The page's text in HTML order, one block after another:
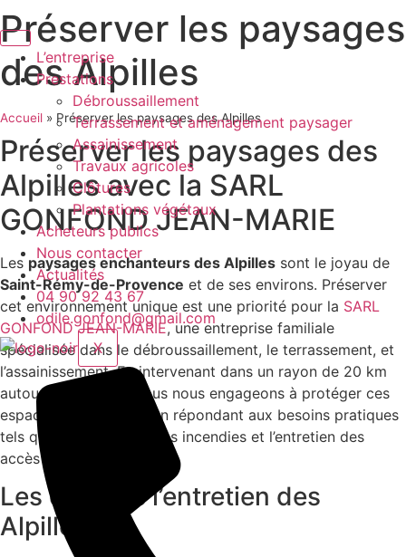
au
contenuL’entreprise
Prestations
Débroussaillement
Terrassement et aménagement paysager
Assainissement
Travaux agricoles
Clôtures
Plantations végétaux
Acheteurs publics
Nous contacter
Actualités
04 90 92 43 67
odile.gonfond@gmail.com
X
Préserver les paysages
des Alpilles
Accueil » Préserver les paysages des Alpilles
Préserver les paysages des
Alpilles avec la SARL
GONFOND JEAN-MARIE
Les paysages enchanteurs des Alpilles sont le joyau de
Saint-Rémy-de-Provence et de ses environs. Préserver
cet environnement unique est une priorité pour la SARL
GONFOND JEAN-MARIE, une entreprise familiale
spécialisée dans le débroussaillement, le terrassement, et
l’assainissement. En intervenant dans un rayon de 20 km
autour des Alpilles, nous nous engageons à protéger ces
espaces naturels tout en répondant aux besoins pratiques
tels que la prévention des incendies et l’entretien des
accès et des clôtures.
Les défis de l’entretien des
Alpilles